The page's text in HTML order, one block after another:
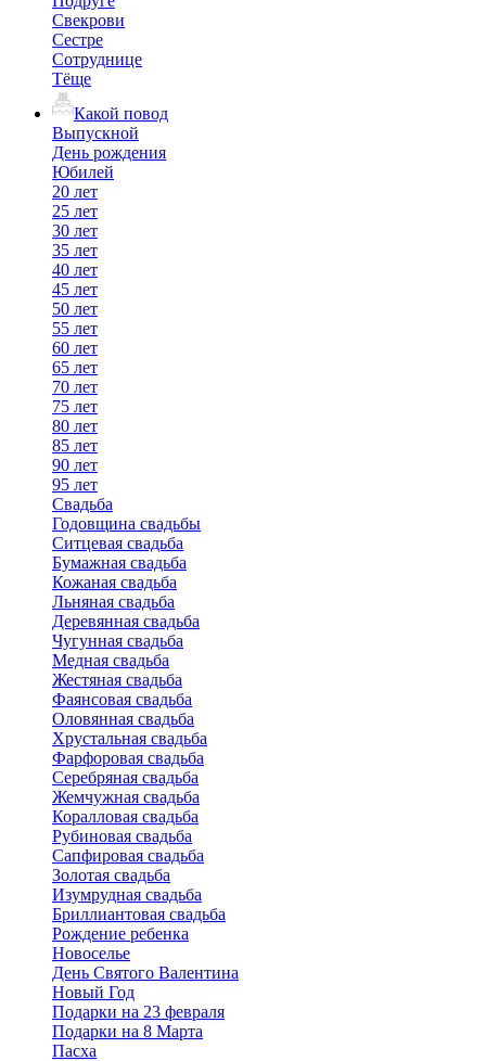
Свекрови
Сестре
Сотруднице
Тёще
Какой повод
Выпускной
День рождения
Юбилей
20 лет
25 лет
30 лет
35 лет
40 лет
45 лет
50 лет
55 лет
60 лет
65 лет
70 лет
75 лет
80 лет
85 лет
90 лет
95 лет
Свадьба
Годовщина свадьбы
Ситцевая свадьба
Бумажная свадьба
Кожаная свадьба
Льняная свадьба
Деревянная свадьба
Чугунная свадьба
Медная свадьба
Жестяная свадьба
Фаянсовая свадьба
Оловянная свадьба
Хрустальная свадьба
Фарфоровая свадьба
Серебряная свадьба
Жемчужная свадьба
Коралловая свадьба
Рубиновая свадьба
Сапфировая свадьба
Золотая свадьба
Изумрудная свадьба
Бриллиантовая свадьба
Рождение ребенка
Новоселье
День Святого Валентина
Новый Год
Подарки на 23 февраля
Подарки на 8 Марта
Пасха